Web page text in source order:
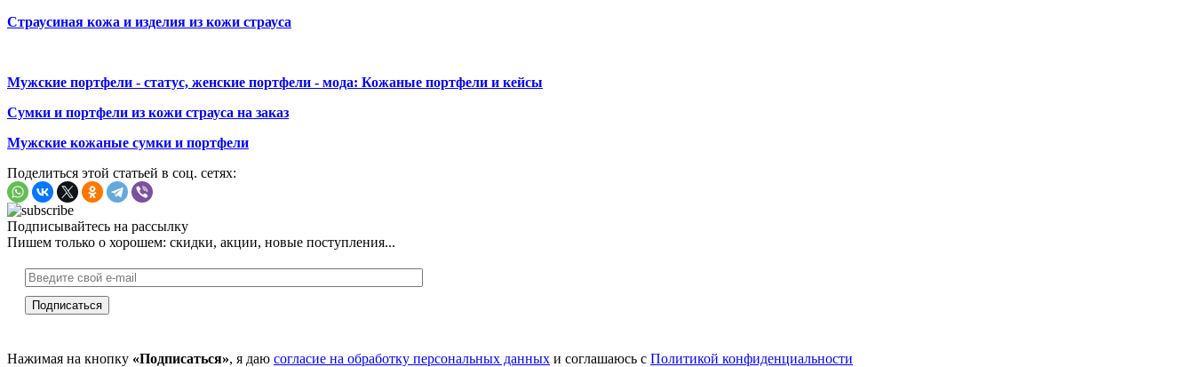
Страусиная кожа и изделия из кожи страуса
Мужские портфели - статус, женские портфели - мода: Кожаные портфели и кейсы
Сумки и портфели из кожи страуса на заказ
Мужские кожаные сумки и портфели
Поделиться этой статьей в соц. сетях:
Подписывайтесь на рассылку
Пишем только о хорошем: скидки, акции, новые поступления...
Нажимая на кнопку «Подписаться», я даю согласие на обработку персональных данных и соглашаюсь с Политикой конфиденциальности